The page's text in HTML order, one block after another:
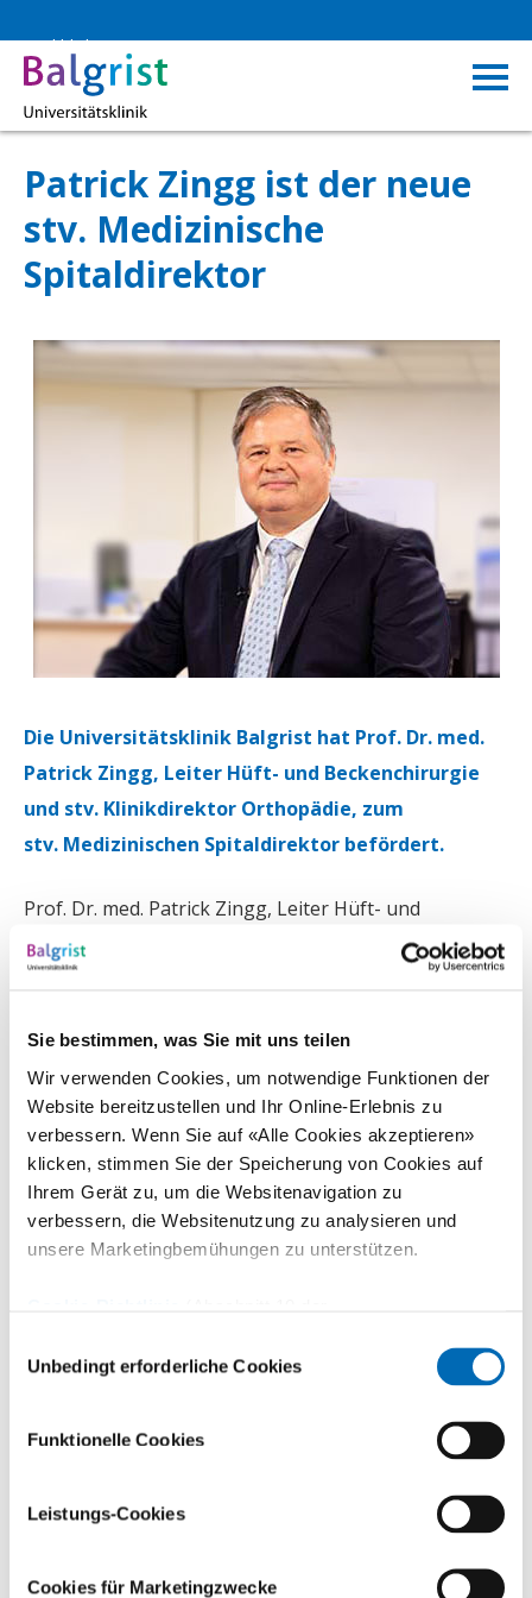
Sie bestimmen, was Sie mit uns teilen
Wir verwenden Cookies, um notwendige Funktionen der
Website bereitzustellen und Ihr Online-Erlebnis zu
verbessern. Wenn Sie auf «Alle Cookies akzeptieren»
klicken, stimmen Sie der Speicherung von Cookies auf
Ihrem Gerät zu, um die Websitenavigation zu
verbessern, die Websitenutzung zu analysieren und
unsere Marketingbemühungen zu unterstützen.
Unbedingt erforderliche Cookies
Funktionelle Cookies
Leistungs-Cookies
Cookies für Marketingzwecke
Rückblick
Patrick Zingg ist der neue
stv. Medizinische
Spitaldirektor
Die Universitätsklinik Balgrist hat Prof. Dr. med.
Patrick Zingg, Leiter Hüft- und Beckenchirurgie
und stv. Klinikdirektor Orthopädie, zum
stv. Medizinischen Spitaldirektor befördert.
Prof. Dr. med. Patrick Zingg, Leiter Hüft- und
Beckenchirurgie und
stv. Klinikdirektor Orthopädie, wurde auf Antrag von
Schweizerischen Vereins Balgrist zum
stv. Medizinischen Spitaldirektor der Universitätsklinik
Balgrist befördert. In dieser Funktion tritt er die
Nachfolge von Prof. Dr. med. Armin Curt an, der im
Sommer 2024 emeritiert wurde.
Seit 24 Jahren ist Prof. Patrick Zingg an der
Klinikdirektor Orthopädie. Er ist Titularprofessor und
Universität Zürich. Seine Spezialisierungen sind die
Dysplasie (Hüftarthroskopie, periacetabuläre
Umstellungsosteotomie), die Prothetik (künstlicher